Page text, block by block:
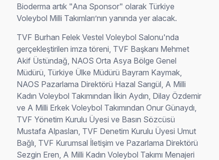
Bioderma artık "Ana Sponsor" olarak Türkiye
Voleybol Milli Takımları’nın yanında yer alacak.
TVF Burhan Felek Vestel Voleybol Salonu'nda
gerçekleştirilen imza töreni, TVF Başkanı Mehmet
Akif Üstündağ, NAOS Orta Asya Bölge Genel
Müdürü, Türkiye Ülke Müdürü Bayram Kaymak,
NAOS Pazarlama Direktörü Hazal Sarıgül, A Milli
Kadın Voleybol Takımından İlkin Aydın, Dilay Özdemir
ve A Milli Erkek Voleybol Takımından Onur Günaydı,
TVF Yönetim Kurulu Üyesi ve Basın Sözcüsü
Mustafa Alpaslan, TVF Denetim Kurulu Üyesi Umut
Bağlı, TVF Kurumsal İletişim ve Pazarlama Direktörü
Sezgin Eren, A Milli Kadın Voleybol Takımı Menajeri